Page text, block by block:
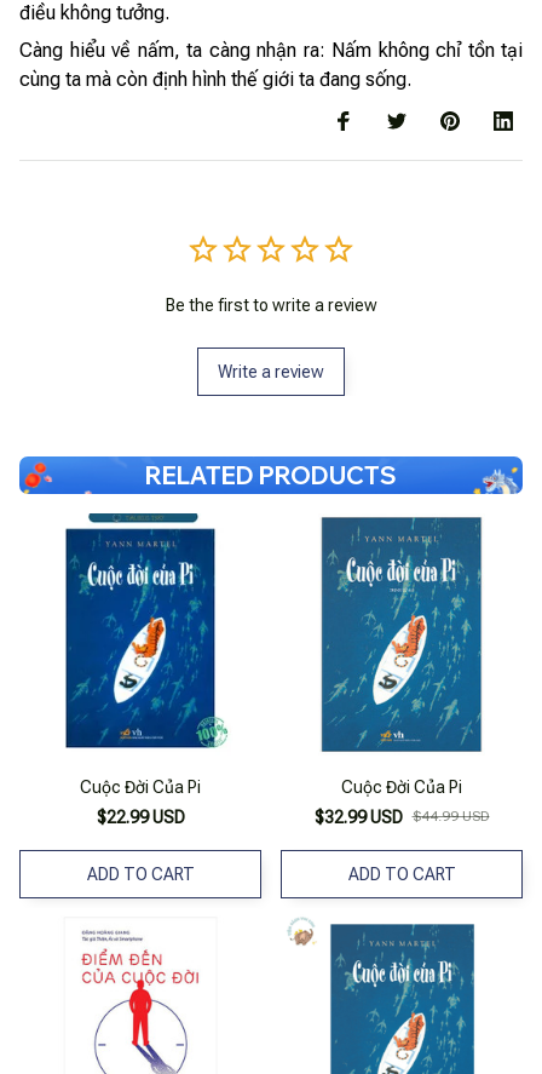
điều không tưởng.
Càng hiểu về nấm, ta càng nhận ra: Nấm không chỉ tồn tại
cùng ta mà còn định hình thế giới ta đang sống.
Be the first to write a review
Write a review
RELATED PRODUCTS
Cuộc Đời Của Pi
$22.99 USD
ADD TO CART
Cuộc Đời Của Pi
$32.99 USD $44.99 USD
ADD TO CART